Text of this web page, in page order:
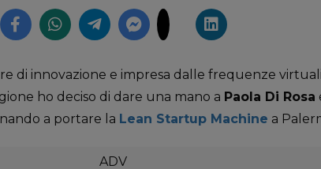
di innovazione e impresa dalle frequenze
ho deciso di dare una mano a Paola Di Rosa
a portare la Lean Startup Machine a